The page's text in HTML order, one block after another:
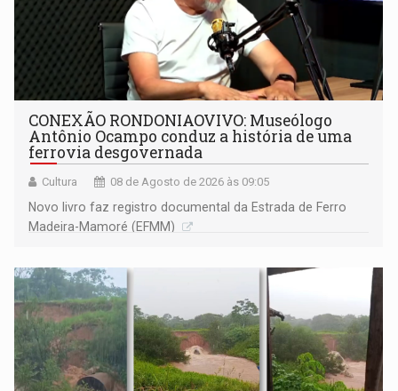
CONEXÃO RONDONIAOVIVO: Museólogo
Antônio Ocampo conduz a história de uma
ferrovia desgovernada
Cultura 08 de Agosto de 2026 às 09:05
Novo livro faz registro documental da Estrada de Ferro
Madeira-Mamoré (EFMM)